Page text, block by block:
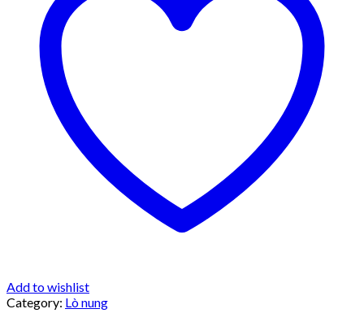
Add to wishlist
Category: Lò nung